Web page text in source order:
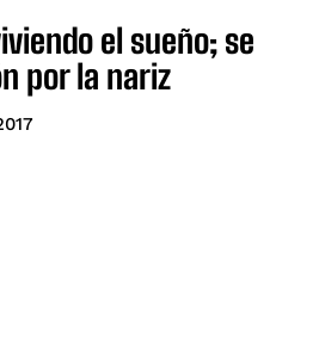
el sueño; se
por la nariz